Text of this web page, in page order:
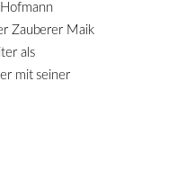
Zauberer Maik
als
mit seiner